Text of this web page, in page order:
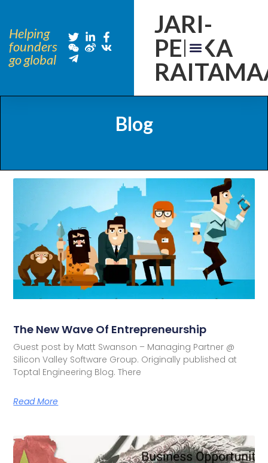
Helping
founders
go global
JARI-
PEKKA
Blog
The New Wave Of Entrepreneurship
Guest post by Matt Swanson – Managing Partner @
Silicon Valley Software Group. Originally published at
Toptal Engineering Blog. There
Read More